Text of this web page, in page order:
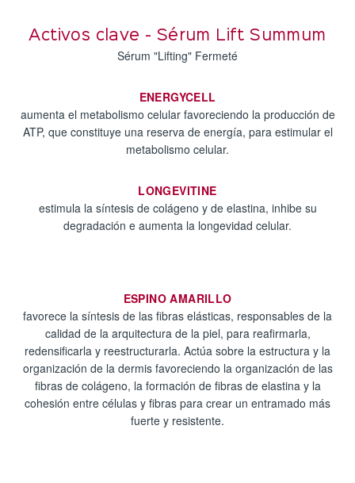
Activos clave - Sérum Lift Summum
Sérum "Lifting" Fermeté
ENERGYCELL
aumenta el metabolismo celular favoreciendo la producción de
ATP, que constituye una reserva de energía, para estimular el
metabolismo celular.
LONGEVITINE
estimula la síntesis de colágeno y de elastina, inhibe su
degradación e aumenta la longevidad celular.
ESPINO AMARILLO
favorece la síntesis de las fibras elásticas, responsables de la
calidad de la arquitectura de la piel, para reafirmarla,
redensificarla y reestructurarla. Actúa sobre la estructura y la
organización de la dermis favoreciendo la organización de las
fibras de colágeno, la formación de fibras de elastina y la
cohesión entre células y fibras para crear un entramado más
fuerte y resistente.